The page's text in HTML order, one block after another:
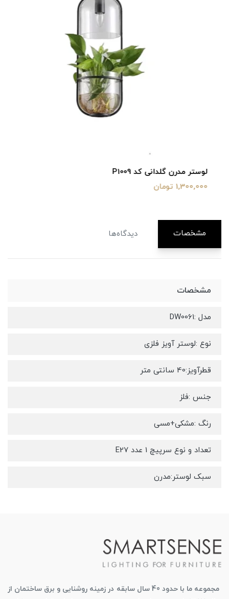
لوستر مدرن گلدانی کد P1009
1,300,000 تومان
مشخصات دیدگاه‌ها
مشخصات
مدل :DW0061
نوع :لوستر آویز فلزی
قطرآویز:40 سانتی متر
جنس :فلز
رنگ :مشکی+مسی
تعداد و نوع سرپیچ 1 عدد E27
سبک لوستر:مدرن
مجموعه ما با حدود 40 سال سابقه در زمینه روشنایی و برق ساختمان از